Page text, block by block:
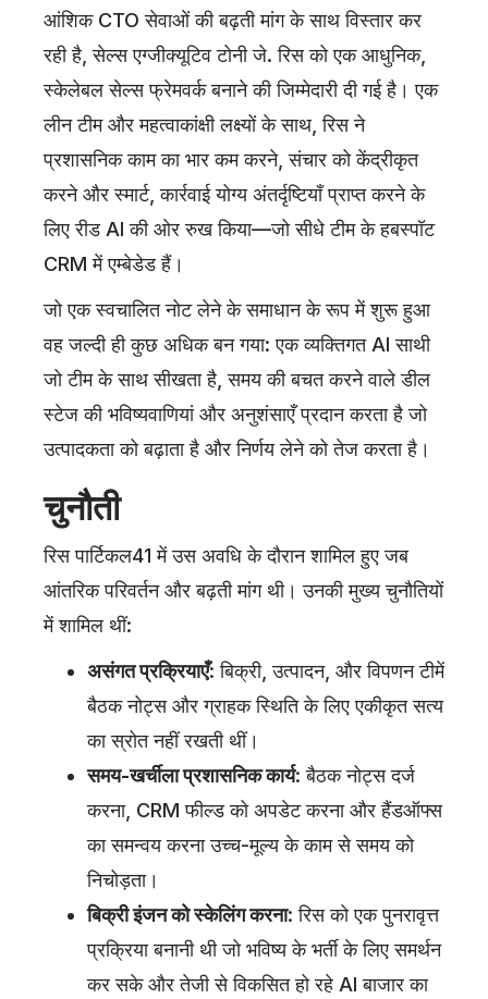
आंशिक CTO सेवाओं की बढ़ती मांग के साथ विस्तार कर
रही है, सेल्स एग्जीक्यूटिव टोनी जे. रिस को एक आधुनिक,
स्केलेबल सेल्स फ्रेमवर्क बनाने की जिम्मेदारी दी गई है। एक
लीन टीम और महत्वाकांक्षी लक्ष्यों के साथ, रिस ने
प्रशासनिक काम का भार कम करने, संचार को केंद्रीकृत
करने और स्मार्ट, कार्रवाई योग्य अंतर्दृष्टियाँ प्राप्त करने के
लिए रीड AI की ओर रुख किया—जो सीधे टीम के हबस्पॉट
CRM में एम्बेडेड हैं।
जो एक स्वचालित नोट लेने के समाधान के रूप में शुरू हुआ
वह जल्दी ही कुछ अधिक बन गया: एक व्यक्तिगत AI साथी
जो टीम के साथ सीखता है, समय की बचत करने वाले डील
स्टेज की भविष्यवाणियां और अनुशंसाएँ प्रदान करता है जो
उत्पादकता को बढ़ाता है और निर्णय लेने को तेज करता है।
चुनौती
रिस पार्टिकल41 में उस अवधि के दौरान शामिल हुए जब
आंतरिक परिवर्तन और बढ़ती मांग थी। उनकी मुख्य चुनौतियों
में शामिल थीं:
असंगत प्रक्रियाएँ: बिक्री, उत्पादन, और विपणन टीमें
बैठक नोट्स और ग्राहक स्थिति के लिए एकीकृत सत्य
का स्रोत नहीं रखती थीं।
समय-खर्चीला प्रशासनिक कार्य: बैठक नोट्स दर्ज
करना, CRM फील्ड को अपडेट करना और हैंडऑफ्स
का समन्वय करना उच्च-मूल्य के काम से समय को
निचोड़ता।
बिक्री इंजन को स्केलिंग करना: रिस को एक पुनरावृत्त
प्रक्रिया बनानी थी जो भविष्य के भर्ती के लिए समर्थन
कर सके और तेजी से विकसित हो रहे AI बाजार का